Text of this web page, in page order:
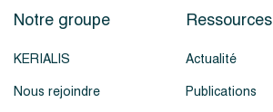
Notre groupe
KERIALIS
Nous rejoindre
Ressources
Actualité
Publications